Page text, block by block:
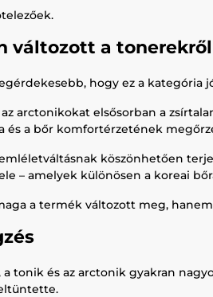
változott a
hogy ez a kategória
arctonikokat elsősorban a
és a bőr komfortérzetének
köszönhetően
– amelyek különösen a koreai
a termék változott meg,
a tonik és az arctonik gyakran